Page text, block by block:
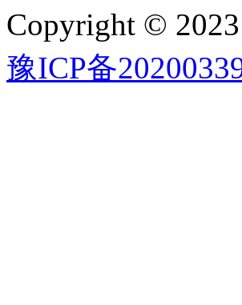
Copyright ©
豫ICP备